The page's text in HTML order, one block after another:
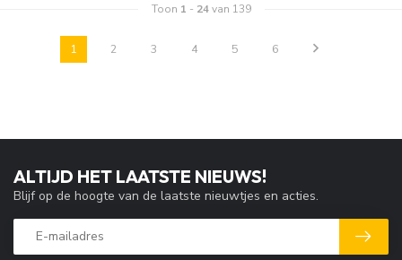
Toon 1 - 24van 139
1 2 3 4 5 6
ALTIJD HET LAATSTE NIEUWS!
Blijf op de hoogte van de laatste nieuwtjes en acties.